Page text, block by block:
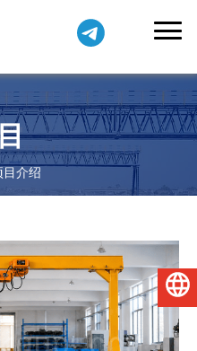
目介绍
简体中文